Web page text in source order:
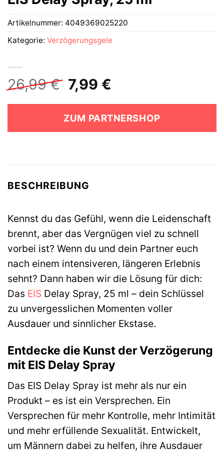
26,99€ Ursprünglicher
Preis
war:
26,99 €
7,99 €
ist:
7,99 €.
ZUM PARTNERSHOP
Artikelnummer: 4049369025220
Kategorie: Verzögerungsgele
BESCHREIBUNG
Kennst du das Gefühl, wenn die Leidenschaft
brennt, aber das Vergnügen viel zu schnell
vorbei ist? Wenn du und dein Partner euch
nach einem intensiveren, längeren Erlebnis
sehnt? Dann haben wir die Lösung für dich:
Das EIS Delay Spray, 25 ml – dein Schlüssel
zu unvergesslichen Momenten voller
Ausdauer und sinnlicher Ekstase.
Entdecke die Kunst der Verzögerung
mit EIS Delay Spray
Das EIS Delay Spray ist mehr als nur ein
Produkt – es ist ein Versprechen. Ein
Versprechen für mehr Kontrolle, mehr Intimität
und mehr erfüllende Sexualität. Entwickelt,
um Männern dabei zu helfen, ihre Ausdauer